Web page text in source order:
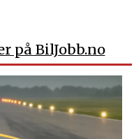
på BilJobb.no